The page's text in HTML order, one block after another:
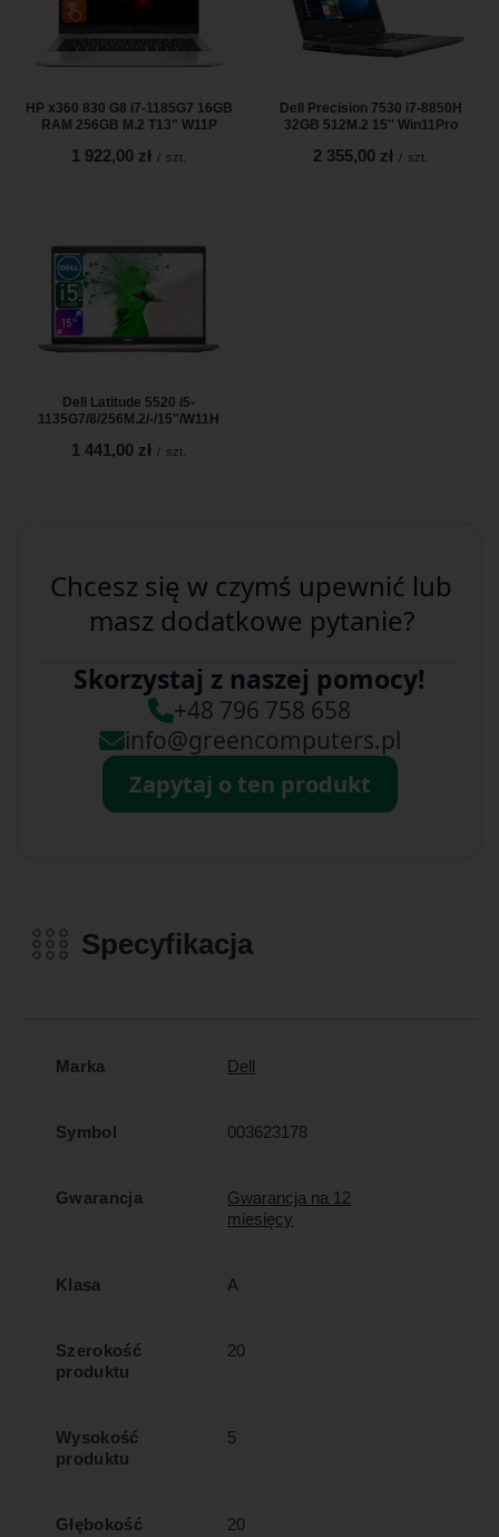
HP x360 830 G8 i7-1185G7 16GB
RAM 256GB M.2 T13" W11P
1 922,00 zł / szt.
Dell Precision 7530 i7-8850H
32GB 512M.2 15'' Win11Pro
2 355,00 zł / szt.
Dell Latitude 5520 i5-
1135G7/8/256M.2/-/15"/W11H
1 441,00 zł / szt.
Chcesz się w czymś upewnić lub
masz dodatkowe pytanie?
Skorzystaj z naszej pomocy!
+48 796 758 658
info@greencomputers.pl
Zapytaj o ten produkt
Specyfikacja
Marka Dell
Symbol 003623178
Gwarancja
Gwarancja na 12
miesięcy
Klasa A
Szerokość
produktu
20
Wysokość
produktu
5
Głębokość
20